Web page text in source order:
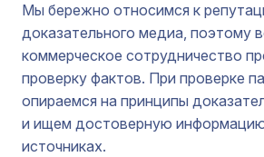
Мы бережно относимся к
доказательного медиа, поэтому
коммерческое сотрудничество
проверку фактов. При проверке
опираемся на принципы
и ищем достоверную
источниках.